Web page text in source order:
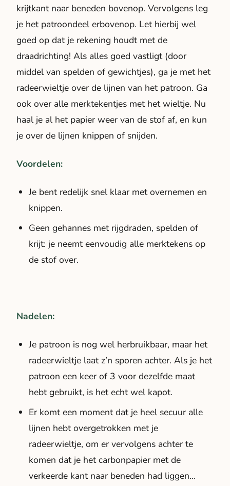
krijtkant naar beneden bovenop. Vervolgens leg
je het patroondeel erbovenop. Let hierbij wel
goed op dat je rekening houdt met de
draadrichting! Als alles goed vastligt (door
middel van spelden of gewichtjes), ga je met het
radeerwieltje over de lijnen van het patroon. Ga
ook over alle merktekentjes met het wieltje. Nu
haal je al het papier weer van de stof af, en kun
je over de lijnen knippen of snijden.
Voordelen:
Je bent redelijk snel klaar met overnemen en
knippen.
Geen gehannes met rijgdraden, spelden of
krijt: je neemt eenvoudig alle merktekens op
de stof over.
Nadelen:
Je patroon is nog wel herbruikbaar, maar het
radeerwieltje laat z’n sporen achter. Als je het
patroon een keer of 3 voor dezelfde maat
hebt gebruikt, is het echt wel kapot.
Er komt een moment dat je heel secuur alle
lijnen hebt overgetrokken met je
radeerwieltje, om er vervolgens achter te
komen dat je het carbonpapier met de
verkeerde kant naar beneden had liggen…